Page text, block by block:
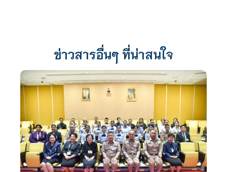
ข่าวสารอื่นๆ ที่น่าสนใจ